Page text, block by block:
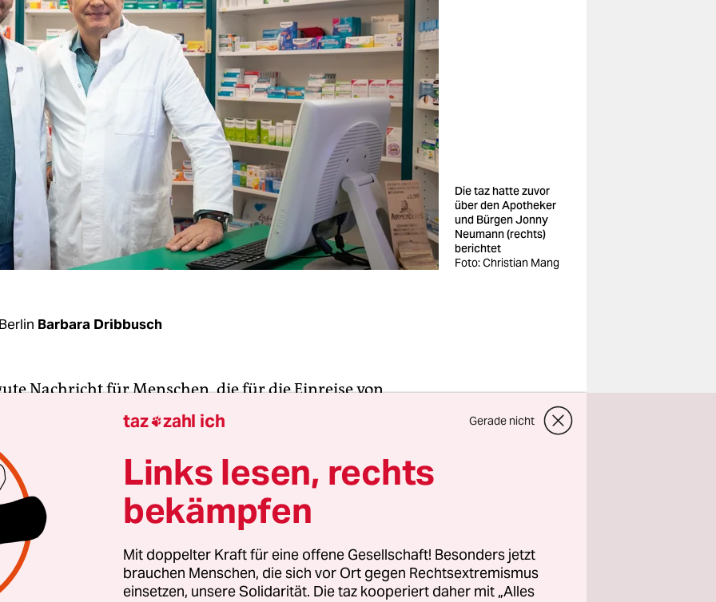
Die taz hatte zuvor
über den Apotheker
und Bürgen Jonny
Neumann (rechts)
berichtet
Foto: Christian Mang
Barbara Dribbusch
Nachricht für Menschen, die für die Einreise von
gebürgt haben: Sie werden vom Jobcenter nicht mehr
zur Kasse gebeten, um für den Aufenthalt der
zu zahlen. Der Bund und die Länder wollen die
Forderungen der Jobcenter an Flüchtlingsbürgen
erklärte Bundesarbeitsminister Hubertus Heil (SPD) am
Er werde die Jobcenter anweisen, von den
abzusehen.
Westfalens Integrationsminister Joachim Stamp (FDP) hatte
taz zahl ich Gerade nicht
Links lesen, rechts
bekämpfen
Mit doppelter Kraft für eine offene Gesellschaft! Besonders jetzt
brauchen Menschen, die sich vor Ort gegen Rechtsextremismus
einsetzen, unsere Solidarität. Die taz kooperiert daher mit „Alles